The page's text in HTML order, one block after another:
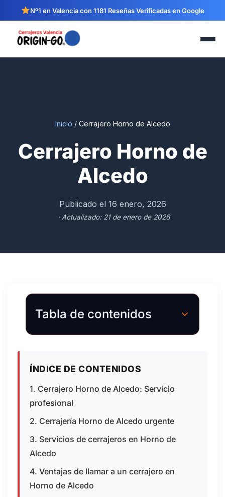
Nº1 en Valencia con 1181 Reseñas Verificadas en Google
Inicio / Cerrajero Horno de Alcedo
Cerrajero Horno de
Alcedo
Publicado el 16 enero, 2026
· Actualizado: 21 de enero de 2026
Tabla de contenidos
ÍNDICE DE CONTENIDOS
1. Cerrajero Horno de Alcedo: Servicio
profesional
2. Cerrajería Horno de Alcedo urgente
3. Servicios de cerrajeros en Horno de
Alcedo
4. Ventajas de llamar a un cerrajero en
Horno de Alcedo